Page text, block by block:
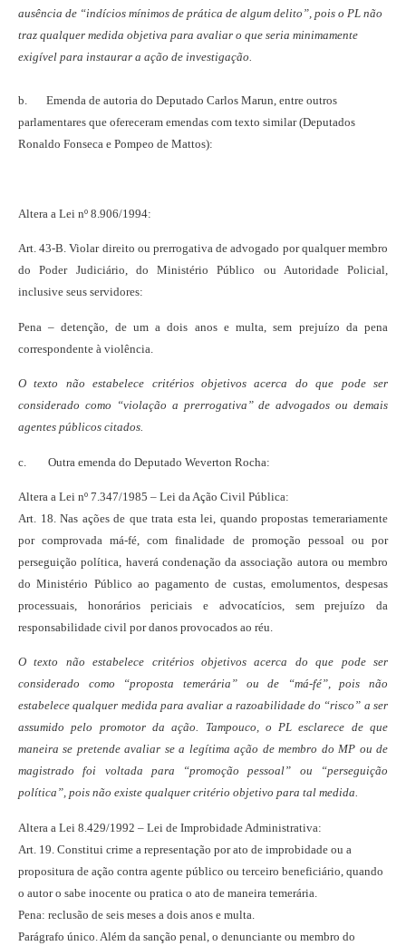
ausência de “indícios mínimos de prática de algum delito”, pois o PL não
traz qualquer medida objetiva para avaliar o que seria minimamente
exigível para instaurar a ação de investigação.
b. Emenda de autoria do Deputado Carlos Marun, entre outros
parlamentares que ofereceram emendas com texto similar (Deputados
Ronaldo Fonseca e Pompeo de Mattos):
Altera a Lei nº 8.906/1994:
Art. 43-B. Violar direito ou prerrogativa de advogado por qualquer membro
do Poder Judiciário, do Ministério Público ou Autoridade Policial,
inclusive seus servidores:
Pena – detenção, de um a dois anos e multa, sem prejuízo da pena
correspondente à violência.
O texto não estabelece critérios objetivos acerca do que pode ser
considerado como “violação a prerrogativa” de advogados ou demais
agentes públicos citados.
c. Outra emenda do Deputado Weverton Rocha:
Altera a Lei nº 7.347/1985 – Lei da Ação Civil Pública:
Art. 18. Nas ações de que trata esta lei, quando propostas temerariamente
por comprovada má-fé, com finalidade de promoção pessoal ou por
perseguição política, haverá condenação da associação autora ou membro
do Ministério Público ao pagamento de custas, emolumentos, despesas
processuais, honorários periciais e advocatícios, sem prejuízo da
responsabilidade civil por danos provocados ao réu.
O texto não estabelece critérios objetivos acerca do que pode ser
considerado como “proposta temerária” ou de “má-fé”, pois não
estabelece qualquer medida para avaliar a razoabilidade do “risco” a ser
assumido pelo promotor da ação. Tampouco, o PL esclarece de que
maneira se pretende avaliar se a legítima ação de membro do MP ou de
magistrado foi voltada para “promoção pessoal” ou “perseguição
política”, pois não existe qualquer critério objetivo para tal medida.
Altera a Lei 8.429/1992 – Lei de Improbidade Administrativa:
Art. 19. Constitui crime a representação por ato de improbidade ou a
propositura de ação contra agente público ou terceiro beneficiário, quando
o autor o sabe inocente ou pratica o ato de maneira temerária.
Pena: reclusão de seis meses a dois anos e multa.
Parágrafo único. Além da sanção penal, o denunciante ou membro do